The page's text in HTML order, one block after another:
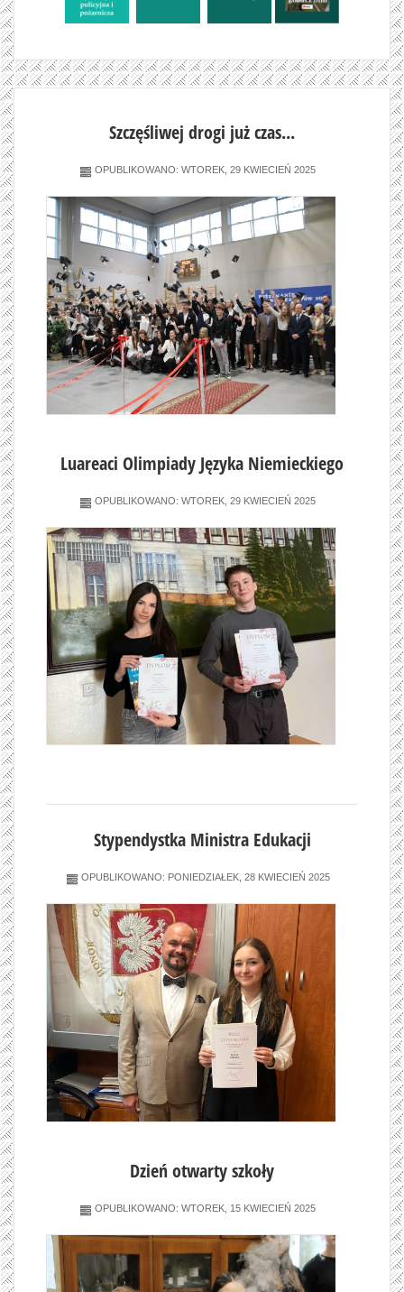
Szczęśliwej drogi już czas...
OPUBLIKOWANO: WTOREK, 29 KWIECIEŃ 2025
Luareaci Olimpiady Języka Niemieckiego
OPUBLIKOWANO: WTOREK, 29 KWIECIEŃ 2025
Stypendystka Ministra Edukacji
OPUBLIKOWANO: PONIEDZIAŁEK, 28 KWIECIEŃ 2025
Dzień otwarty szkoły
OPUBLIKOWANO: WTOREK, 15 KWIECIEŃ 2025